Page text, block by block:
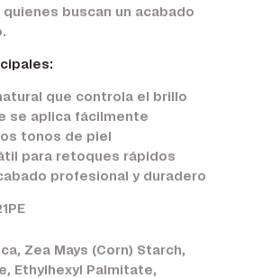
buscan un acabado
que controla el brillo
se aplica fácilmente
tonos de piel
para retoques rápidos
profesional y duradero
Zea Mays (Corn) Starch,
Ethylhexyl Palmitate,